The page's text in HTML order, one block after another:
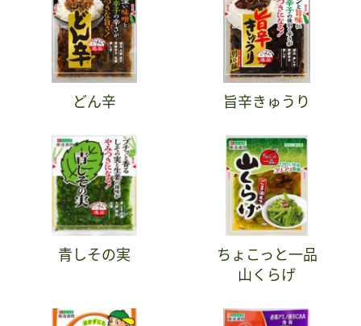
どん辛 旨辛きゅうり
青しその実
ちょこっと一品
山くらげ